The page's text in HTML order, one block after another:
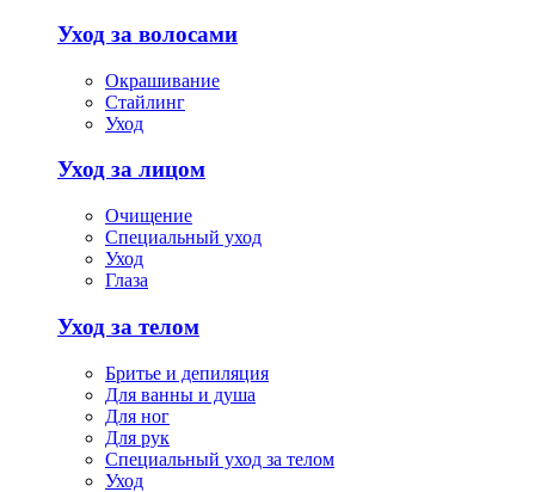
Уход за волосами
Окрашивание
Стайлинг
Уход
Уход за лицом
Очищение
Специальный уход
Уход
Глаза
Уход за телом
Бритье и депиляция
Для ванны и душа
Для ног
Для рук
Специальный уход за телом
Уход